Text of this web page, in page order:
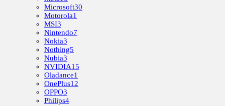
Microsoft30
Motorola1
MSI3
Nintendo7
Nokia3
Nothing5
Nubia3
NVIDIA15
Oladance1
OnePlus12
OPPO3
Philips4